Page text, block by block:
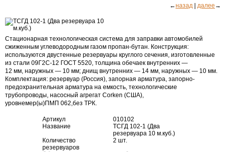
←назад | далее →
Стационарная технологическая система для заправки автомобилей
сжиженным углеводородным газом пропан-бутан. Конструкция:
используются двустенные резервуары круглого сечения, изготовленные
из стали 09Г2С-12 ГОСТ 5520, толщина обечаек внутренних —
12 мм, наружных — 10 мм; днищ внутренних — 14 мм, наружных — 10 мм.
Комплектация: резервуар (Россия), запорная арматура, запорно-
предохранительная арматура на емкость, технологические
трубопроводы, насосный агрегат Corken (США),
уровнемер(ы)ПМП 062,без ТРК.
Артикул
010102
Название
ТСГД 102-1 (Два
резервуара 10 м.куб.)
Количество
резервуаров
2 шт.